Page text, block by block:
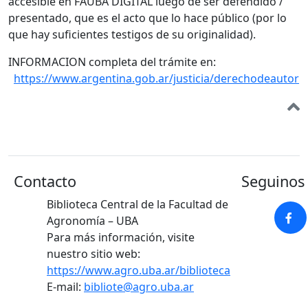
presentado, que es el acto que lo hace público (por lo
que hay suficientes testigos de su originalidad).
INFORMACION completa del trámite en:
https://www.argentina.gob.ar/justicia/derechodeautor
Contacto
Biblioteca Central de la Facultad de
Agronomía – UBA
Para más información, visite
nuestro sitio web:
https://www.agro.uba.ar/biblioteca
E-mail: bibliote@agro.uba.ar